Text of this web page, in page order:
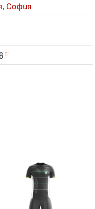
София
[1]